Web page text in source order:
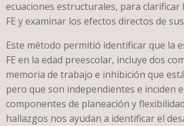
ecuaciones estructurales, para clarificar
FE y examinar los efectos directos de
Este método permitió identificar que la
FE en la edad preescolar, incluye dos
memoria de trabajo e inhibición que
pero que son independientes e inciden
componentes de planeación y
hallazgos nos ayudan a identificar el